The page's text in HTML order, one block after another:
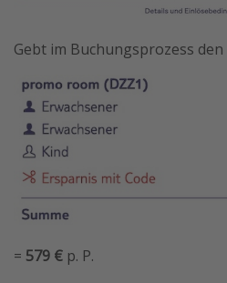
Gebt im Buchungsprozess den
= 579 € p. P.